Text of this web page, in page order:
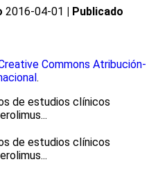
2016-04-01 | Publicado
Commons Atribución-
.
de estudios clínicos
de estudios clínicos